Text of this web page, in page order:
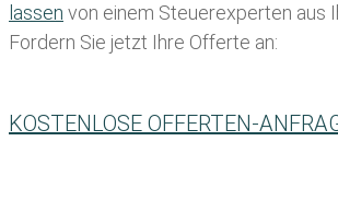
lassen von einem Steuerexperten aus
Fordern Sie jetzt Ihre Offerte an:
KOSTENLOSE OFFERTEN-